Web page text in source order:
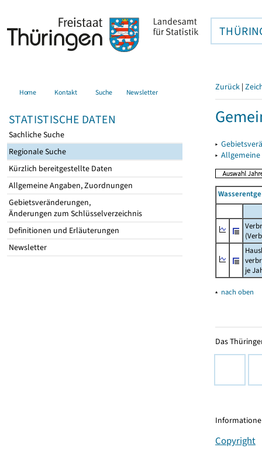
Home Kontakt Suche Newsletter
STATISTISCHE DATEN
Sachliche Suche
Regionale Suche
Kürzlich bereitgestellte Daten
Allgemeine Angaben, Zuordnungen
Gebietsveränderungen,
Änderungen zum Schlüsselverzeichnis
Definitionen und Erläuterungen
Newsletter
Zurück |
▸
▸
je
▴ nach oben
Das
Copyright